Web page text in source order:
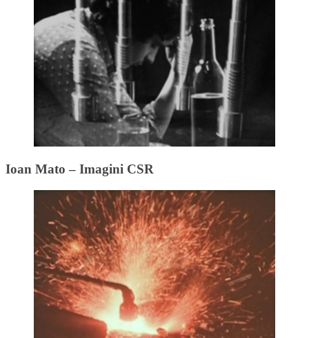
Ioan Mato – Imagini CSR